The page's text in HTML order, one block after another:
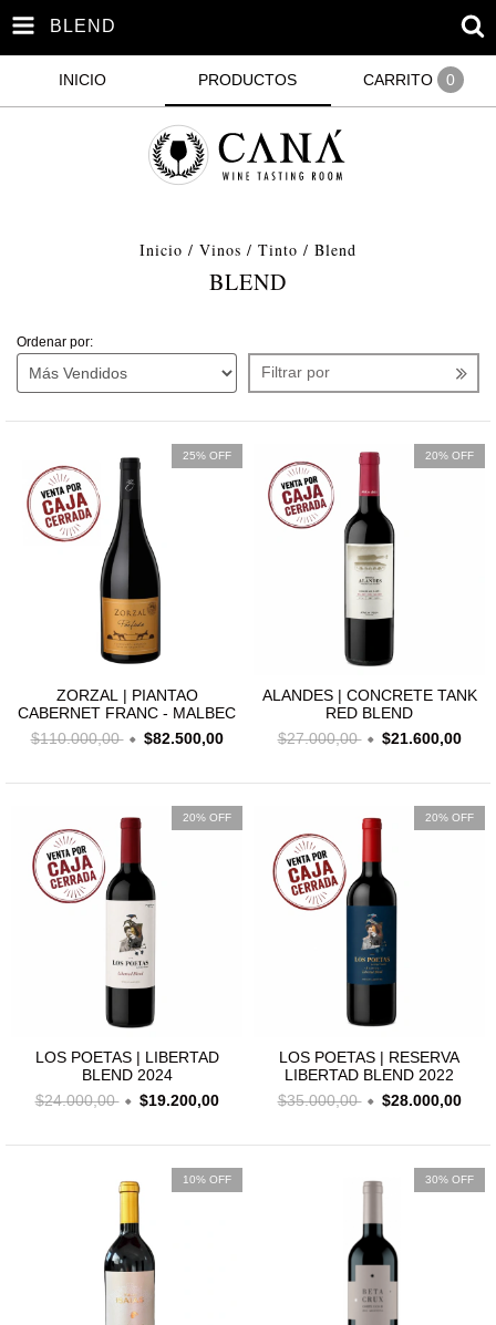
BLEND
INICIO PRODUCTOS CARRITO 0
Inicio / Vinos / Tinto / Blend
BLEND
Ordenar por:
Filtrar por
25% OFF
ZORZAL | PIANTAO
CABERNET FRANC - MALBEC
$110.000,00
$82.500,00
20% OFF
ALANDES | CONCRETE TANK
RED BLEND
$27.000,00
$21.600,00
20% OFF
LOS POETAS | LIBERTAD
BLEND 2024
$24.000,00
$19.200,00
20% OFF
LOS POETAS | RESERVA
LIBERTAD BLEND 2022
$35.000,00
$28.000,00
10% OFF 30% OFF